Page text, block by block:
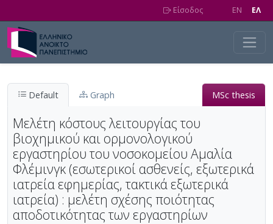
Είσοδος EN EΛ
Default Graph MSc thesis
Μελέτη κόστους λειτουργίας του
βιοχημικού και ορμονολογικού
εργαστηρίου του νοσοκομείου Αμαλία
Φλέμινγκ (εσωτερικοί ασθενείς, εξωτερικά
ιατρεία εφημερίας, τακτικά εξωτερικά
ιατρεία) : μελέτη σχέσης ποιότητας
αποδοτικότητας των εργαστηρίων